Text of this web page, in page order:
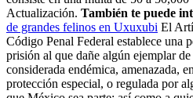
Actualización. También te puede
de grandes felinos en Uxuxubi El
Código Penal Federal establece una
prisión al que dañe algún ejemplar
considerada endémica, amenazada,
protección especial, o regulada por